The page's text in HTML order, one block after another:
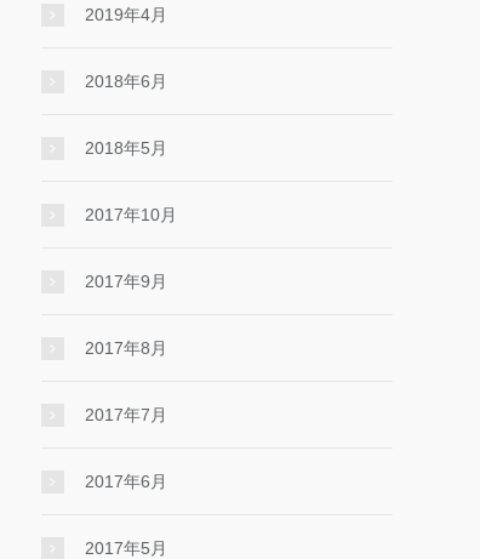
2019年4月
2018年6月
2018年5月
2017年10月
2017年9月
2017年8月
2017年7月
2017年6月
2017年5月